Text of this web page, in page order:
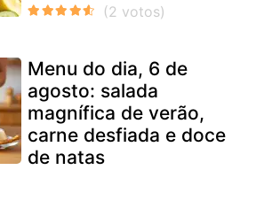
Menu do dia, 6 de
agosto: salada
magnífica de verão,
carne desfiada e doce
de natas